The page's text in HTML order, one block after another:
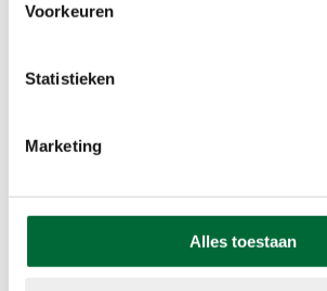
Voorkeuren
Statistieken
Marketing
Alles toestaan
Vervolgens voeg je de gemalen
de brander. Kook het water in je
koffiepers weegt overigens maar
die kan gemakkelijk met je mee in